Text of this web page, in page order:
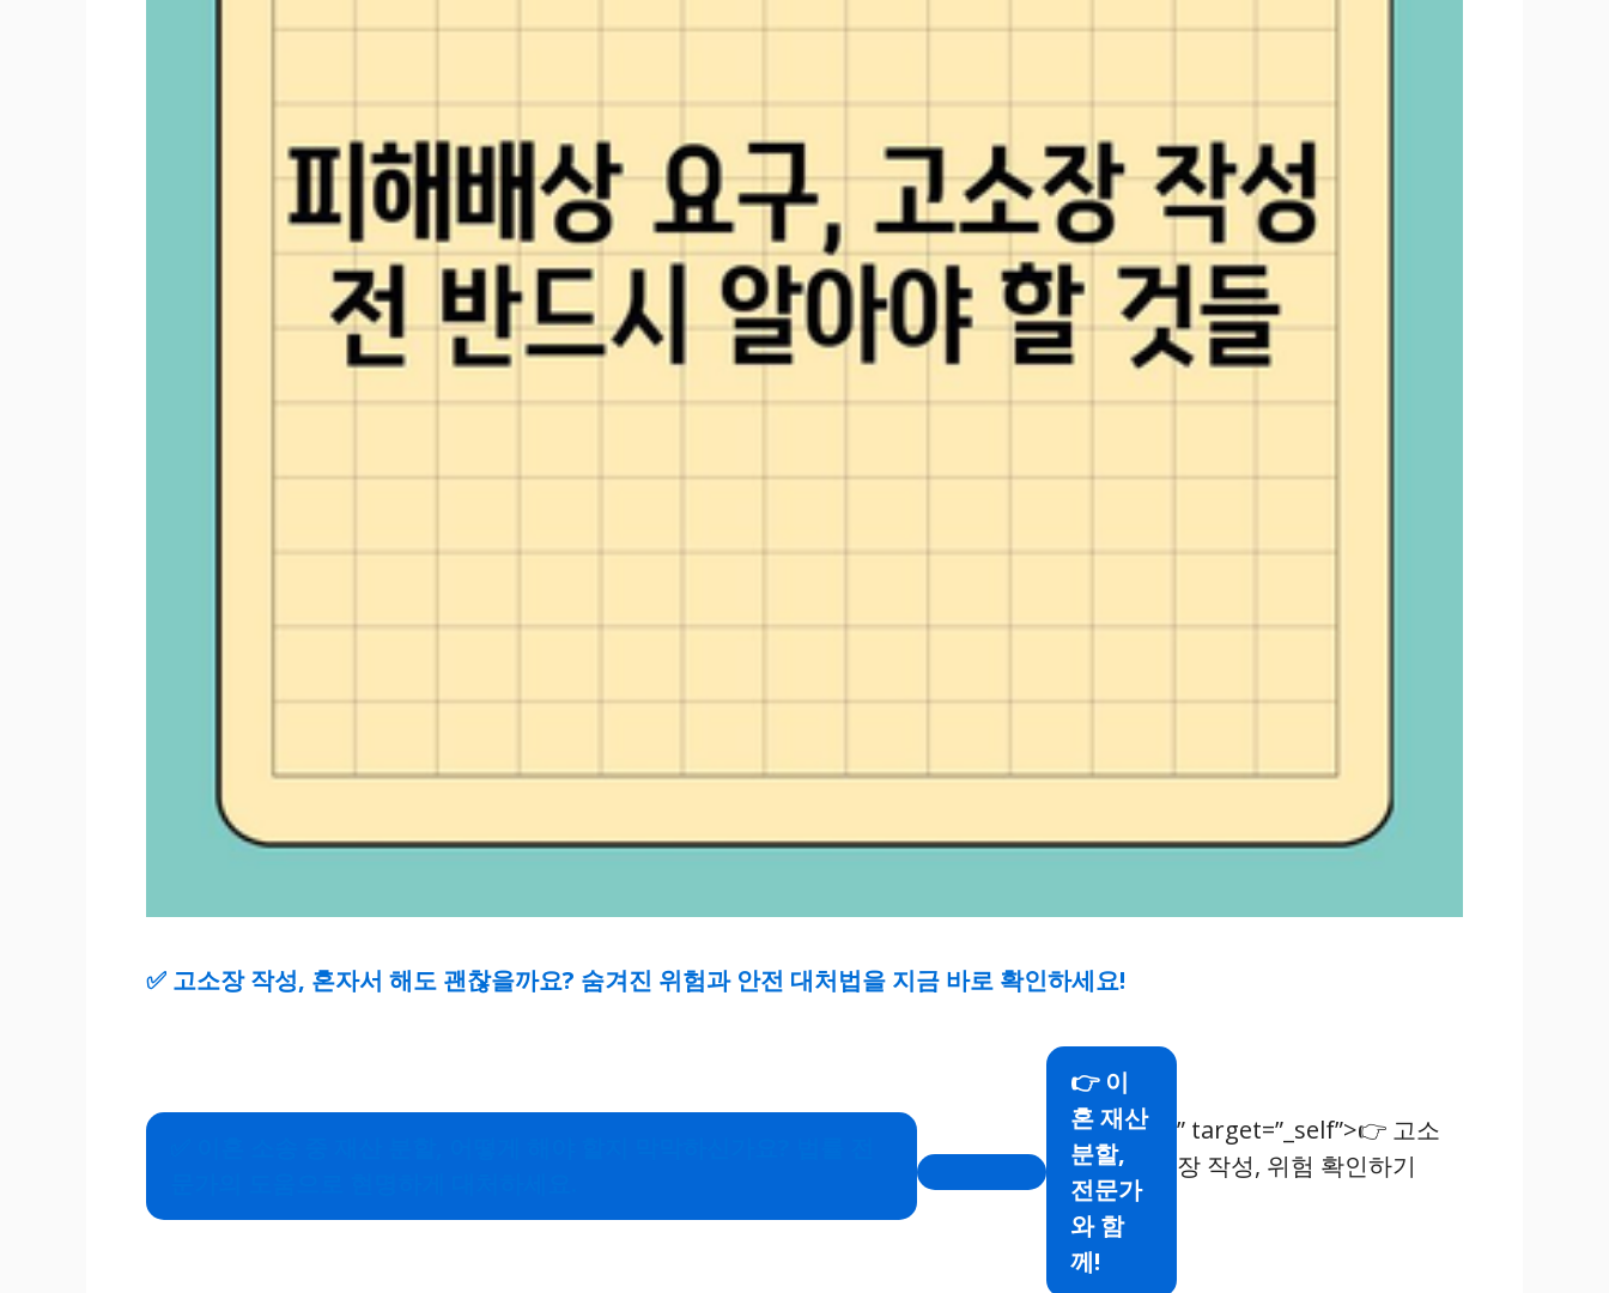
✅ 고소장 작성, 혼자서 해도 괜찮을까요? 숨겨진 위험과 안전 대처법을 지금 바로 확인하세요!
👉 이
혼 재산
분할,
전문가
와 함
께!
” target=”_self”>👉 고소
장 작성, 위험 확인하기